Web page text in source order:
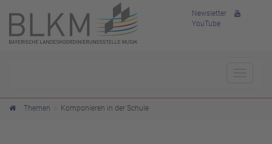
Newsletter
YouTube
Themen Komponieren in der Schule